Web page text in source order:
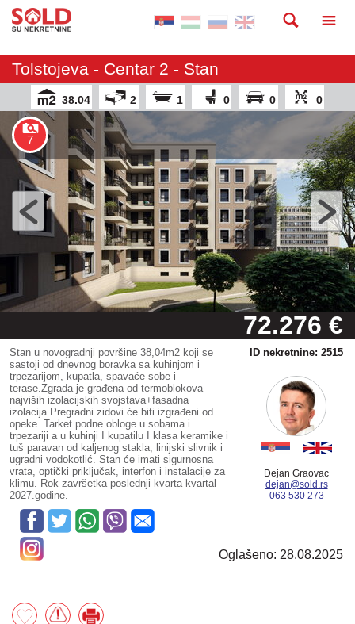
Tolstojeva - Centar 2 - Stan
38.04 2 1 0 0 0
7
72.276 €
Stan u novogradnji površine 38,04m2 koji se
sastoji od dnevnog boravka sa kuhinjom i
trpezarijom, kupatla, spavaće sobe i
terase.Zgrada je građena od termoblokova
najviših izolacijskih svojstava+fasadna
izolacija.Pregradni zidovi će biti izgrađeni od
opeke. Tarket podne obloge u sobama i
trpezariji a u kuhinji I kupatilu I klasa keramike i
tuš paravan od kaljenog stakla, linijski slivnik i
ugradni vodokotlić. Stan će imati sigurnosna
vrata, optički priključak, interfon i instalacije za
klimu. Rok završetka poslednji kvarta kvartal
2027.godine.
ID nekretnine: 2515
Dejan Graovac
dejan@sold.rs
063 530 273
Oglašeno: 28.08.2025